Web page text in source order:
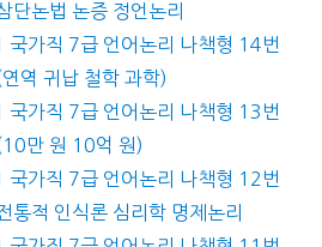
단논법 논증 정언논리
국가직 7급 언어논리 나책형 14번
역 귀납 철학 과학)
국가직 7급 언어논리 나책형 13번
만 원 10억 원)
국가직 7급 언어논리 나책형 12번
통적 인식론 심리학 명제논리